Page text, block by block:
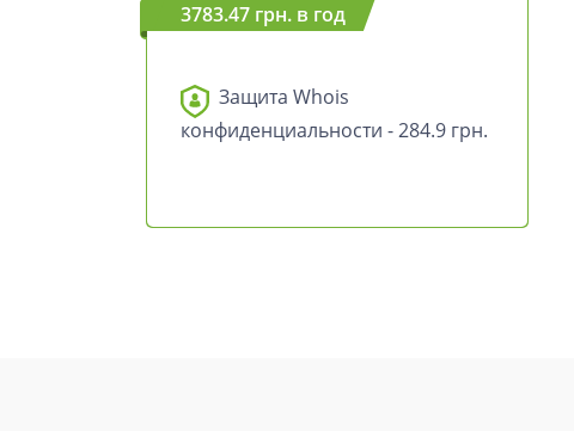
3783.47 грн. в год
Защита Whois
конфиденциальности - 284.9 грн.